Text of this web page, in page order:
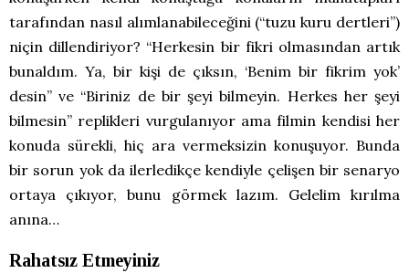
tarafından nasıl alımlanabileceğini (“tuzu kuru dertleri”)
niçin dillendiriyor? “Herkesin bir fikri olmasından artık
bunaldım. Ya, bir kişi de çıksın, ‘Benim bir fikrim yok’
desin” ve “Biriniz de bir şeyi bilmeyin. Herkes her şeyi
bilmesin” replikleri vurgulanıyor ama filmin kendisi her
konuda sürekli, hiç ara vermeksizin konuşuyor. Bunda
bir sorun yok da ilerledikçe kendiyle çelişen bir senaryo
ortaya çıkıyor, bunu görmek lazım. Gelelim kırılma
anına…
Rahatsız Etmeyiniz